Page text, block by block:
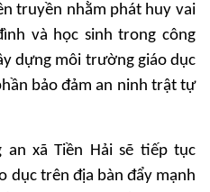
truyền nhằm phát huy vai
và học sinh trong công
dựng môi trường giáo dục
bảo đảm an ninh trật tự
an xã Tiền Hải sẽ tiếp tục
dục trên địa bàn đẩy mạnh